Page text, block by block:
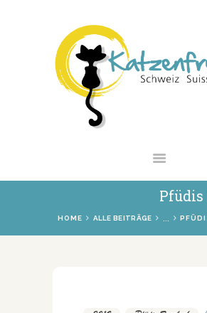
Pfüdis
HOME ALLE BEITRÄGE
NEWS
VERMITTLUNG
INTERESSANTES
SHOP